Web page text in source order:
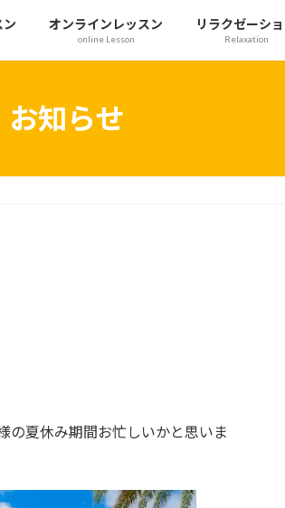
ン オンラインレッスン
online Lesson
リラクゼーシ
Relaxation
お知らせ
の夏休み期間お忙しいかと思いま